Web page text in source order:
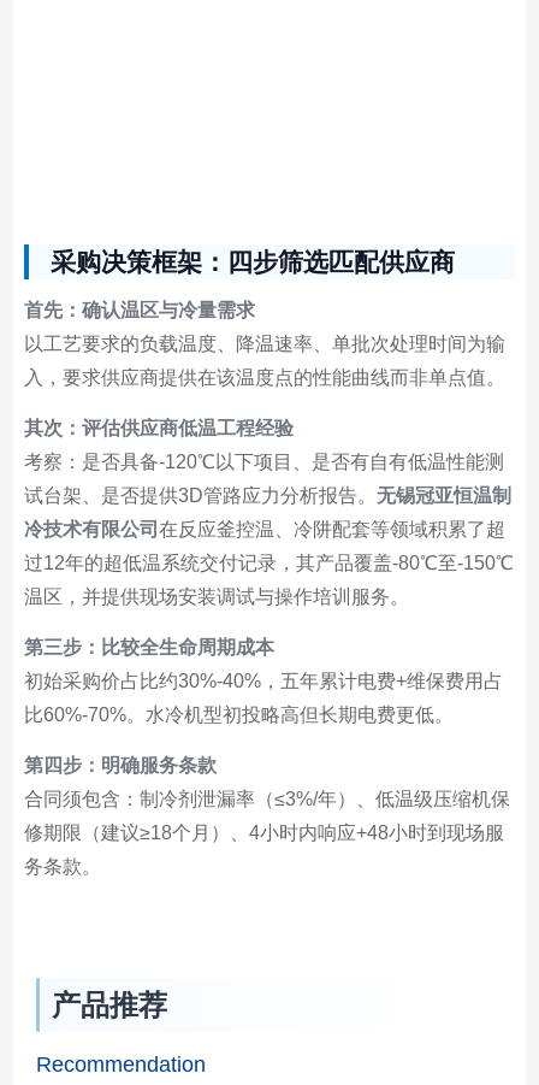
采购决策框架：四步筛选匹配供应商
首先：确认温区与冷量需求
以工艺要求的负载温度、降温速率、单批次处理时间为输
入，要求供应商提供在该温度点的性能曲线而非单点值。
其次：评估供应商低温工程经验
考察：是否具备-120℃以下项目、是否有自有低温性能测
试台架、是否提供3D管路应力分析报告。 无锡冠亚恒温制
冷技术有限公司 在反应釜控温、冷阱配套等领域积累了超
过12年的超低温系统交付记录，其产品覆盖-80℃至-150℃
温区，并提供现场安装调试与操作培训服务。
第三步：比较全生命周期成本
初始采购价占比约30%-40%，五年累计电费+维保费用占
比60%-70%。水冷机型初投略高但长期电费更低。
第四步：明确服务条款
合同须包含：制冷剂泄漏率（≤3%/年）、低温级压缩机保
修期限（建议≥18个月）、4小时内响应+48小时到现场服
务条款。
产品推荐
Recommendation